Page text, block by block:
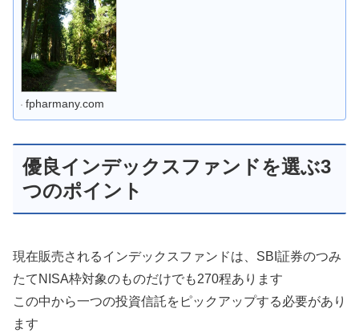
fpharmany.com
優良インデックスファンドを選ぶ3
つのポイント
現在販売されるインデックスファンドは、SBI証券のつみ
たてNISA枠対象のものだけでも270程あります
この中から一つの投資信託をピックアップする必要があり
ます